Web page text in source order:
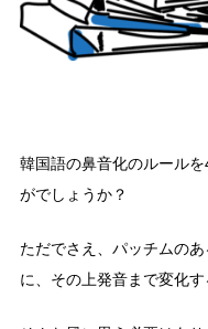
韓国語の鼻音化のルール
がでしょうか？
ただでさえ、パッチムの
に、その上発音まで変化